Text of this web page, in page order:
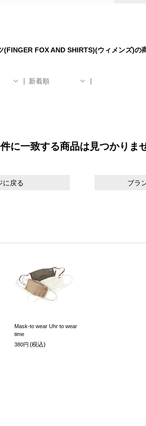
(FINGER FOX AND SHIRTS)(ウィメンズ)の
新着順
に一致する商品は見つかりま
に戻る ブラ
Mask-to wear Uhr to wear
time
380円 (税込)